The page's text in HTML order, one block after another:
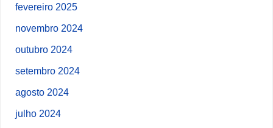
fevereiro 2025
novembro 2024
outubro 2024
setembro 2024
agosto 2024
julho 2024